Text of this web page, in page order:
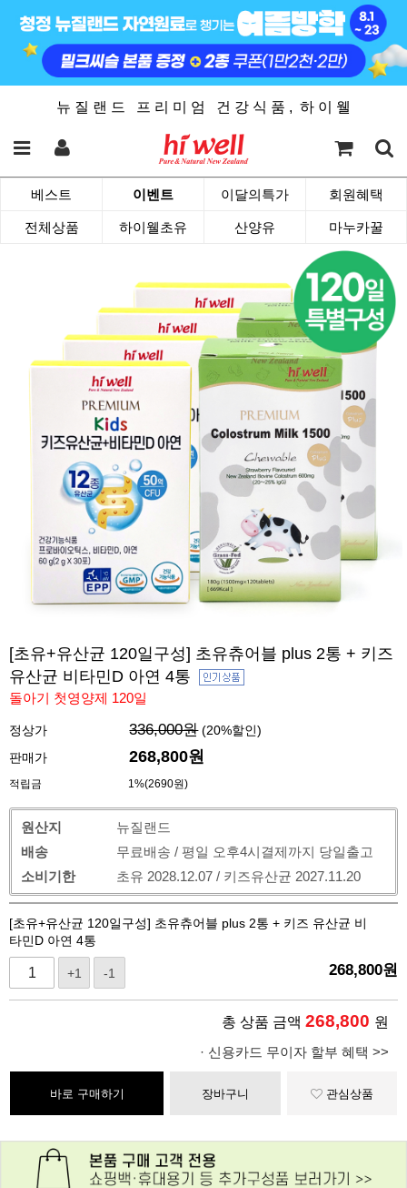
뉴 질 랜 드 프 리 미 엄 건 강 식 품 , 하 이 웰
베스트 이벤트 이달의특가 회원혜택
전체상품 하이웰초유 산양유 마누카꿀
[초유+유산균 120일구성] 초유츄어블 plus 2통 + 키즈
유산균 비타민D 아연 4통
돌아기 첫영양제 120일
정상가 336,000원 (20%할인)
판매가
268,800원
적립금 1%(2690원)
원산지
뉴질랜드
배송
무료배송 / 평일 오후4시결제까지 당일출고
소비기한
초유 2028.12.07 / 키즈유산균 2027.11.20
[초유+유산균 120일구성] 초유츄어블 plus 2통 + 키즈 유산균 비
타민D 아연 4통
+1 -1 268,800원
총 상품 금액 268,800 원
· 신용카드 무이자 할부 혜택 >>
바로 구매하기 장바구니 관심상품